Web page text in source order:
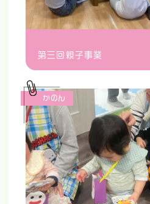
第三回親子事業
かのん